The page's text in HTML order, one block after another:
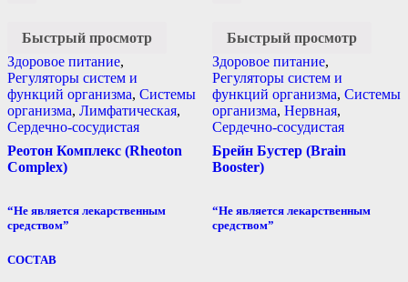
Быстрый просмотр
Здоровое питание,
Регуляторы систем и
функций организма, Системы
организма, Лимфатическая,
Сердечно-сосудистая
Реотон Комплекс (Rheoton
Complex)
“Не является лекарственным
средством”
СОСТАВ
Быстрый просмотр
Здоровое питание,
Регуляторы систем и
функций организма, Системы
организма, Нервная,
Сердечно-сосудистая
Брейн Бустер (Brain
Booster)
“Не является лекарственным
средством”